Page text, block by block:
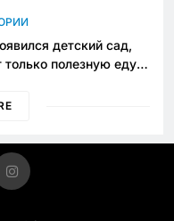
детский сад,
только полезную еду.
без сахара»